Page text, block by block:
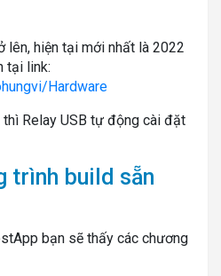
lên, hiện tại mới nhất là 2022
tại link:
Hardware
Relay USB tự động cài đặt
trình build sẵn
bạn sẽ thấy các chương